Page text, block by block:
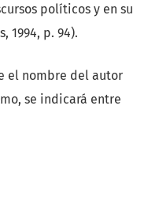
políticos y en su
1994, p. 94).
el nombre del autor
se indicará entre